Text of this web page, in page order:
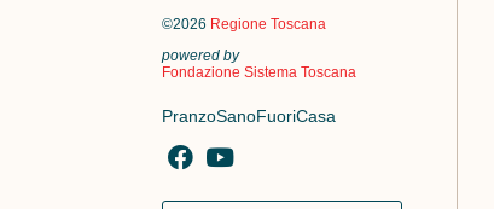
©2026 Regione Toscana
powered by
Fondazione Sistema Toscana
PranzoSanoFuoriCasa